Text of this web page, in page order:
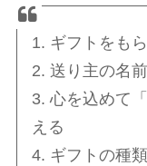
1. ギフトをも
2. 送り主の名
3. 心を込めて
える
4. ギフトの種